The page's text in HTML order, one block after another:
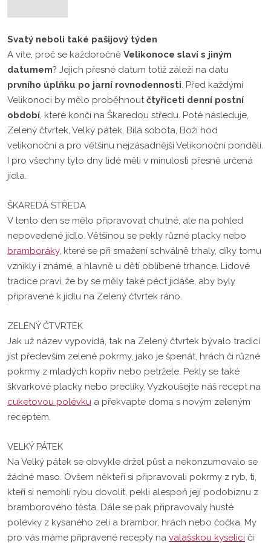
Svatý neboli také pašijový týden
A víte, proč se každoročně Velikonoce slaví s jiným
datumem? Jejich přesné datum totiž záleží na datu
prvního úplňku po jarní rovnodennosti. Před každými
Velikonoci by mělo proběhnoutčtyřiceti denní postní
období, které končí na Škaredou středu. Poté následuje,
Zelený čtvrtek, Velký pátek, Bílá sobota, Boží hod
velikonoční a pro většinu nejzásadnější Velikonoční pondělí.
I pro všechny tyto dny lidé měli v minulosti přesně určená
jídla.
ŠKAREDÁ STŘEDA
V tento den se mělo připravovat chutné, ale na pohled
nepovedené jídlo. Většinou se pekly různé placky nebo
bramboráky, které se při smažení schválně trhaly, díky tomu
vznikly i známé, a hlavně u dětí oblíbené trhance. Lidové
tradice praví, že by se měly také péct jidáše, aby byly
připravené k jídlu na Zelený čtvrtek ráno.
ZELENÝ ČTVRTEK
Jak už název vypovídá, tak na Zelený čtvrtek bývalo tradicí
jíst především zelené pokrmy, jako je špenát, hrách či různé
pokrmy z mladých kopřiv nebo petržele. Pekly se také
škvarkové placky nebo preclíky. Vyzkoušejte náš recept na
cuketovou polévku a překvapte doma s novým zeleným
receptem.
VELKÝ PÁTEK
Na Velký pátek se obvykle držel půst a nekonzumovalo se
žádné maso. Ovšem někteří si připravovali pokrmy z ryb, ti,
kteří si nemohli rybu dovolit, pekli alespoň její podobiznu z
bramborového těsta. Dále se pak připravovaly husté
polévky z kysaného zelí a brambor, hrách nebo čočka. My
pro vás máme připravené recepty na valašskou kyselici či